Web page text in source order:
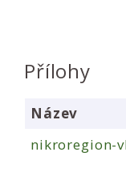
Přílohy
Název
nikroregion-